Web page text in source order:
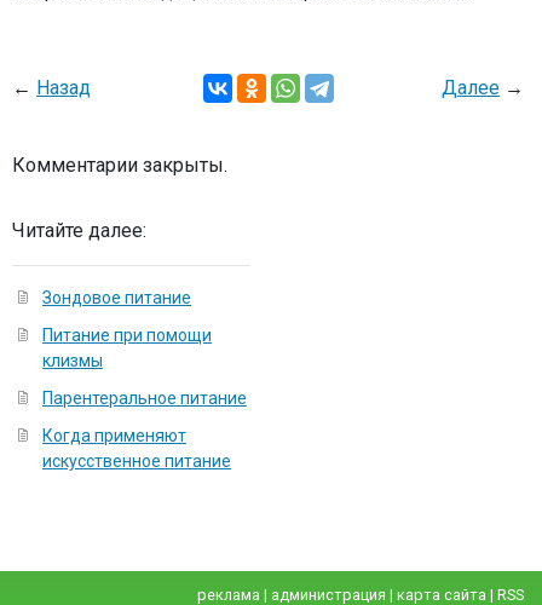
← Назад Далее →
Комментарии закрыты.
Читайте далее:
Зондовое питание
Питание при помощи
клизмы
Парентеральное питание
Когда применяют
искусственное питание
реклама | администрация | карта сайта | RSS